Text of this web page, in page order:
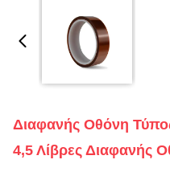
Διαφανής Οθόνη
4,5 Λίβρες Διαφανής